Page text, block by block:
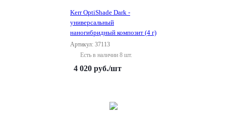
Kerr OptiShade Dark -
универсальный
наногибридный композит (4 г)
Артикул: 37113
Есть в наличии 8 шт.
4 020 руб./шт